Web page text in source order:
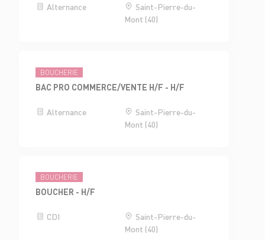
Alternance
Saint-Pierre-du-
Mont (40)
BOUCHERIE
BAC PRO COMMERCE/VENTE H/F - H/F
Alternance
Saint-Pierre-du-
Mont (40)
BOUCHERIE
BOUCHER - H/F
CDI
Saint-Pierre-du-
Mont (40)